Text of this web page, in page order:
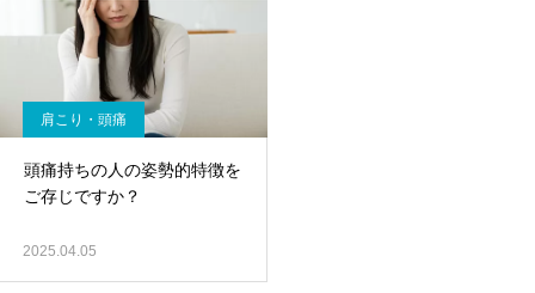
肩こり・頭痛
頭痛持ちの人の姿勢的特徴を
ご存じですか？
2025.04.05